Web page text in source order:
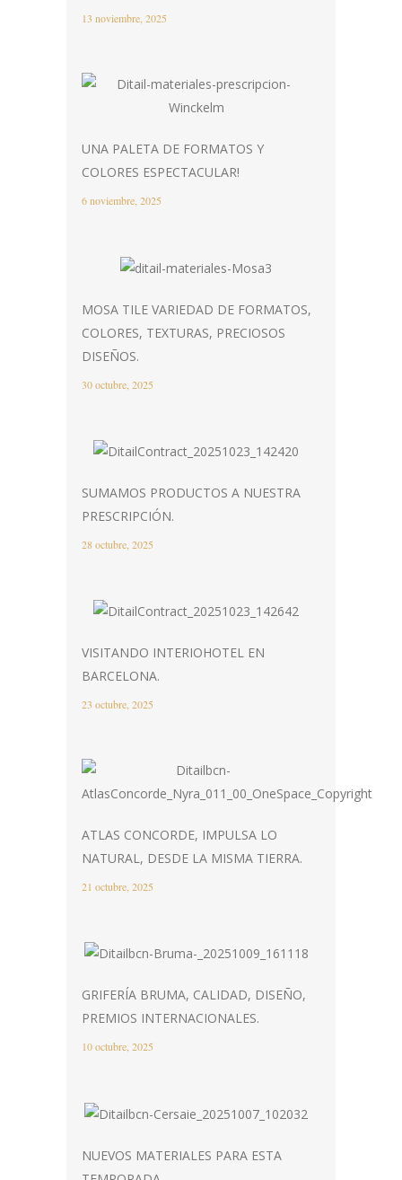
13 noviembre, 2025
UNA PALETA DE FORMATOS Y
COLORES ESPECTACULAR!
6 noviembre, 2025
MOSA TILE VARIEDAD DE FORMATOS,
COLORES, TEXTURAS, PRECIOSOS
DISEÑOS.
30 octubre, 2025
SUMAMOS PRODUCTOS A NUESTRA
PRESCRIPCIÓN.
28 octubre, 2025
VISITANDO INTERIOHOTEL EN
BARCELONA.
23 octubre, 2025
ATLAS CONCORDE, IMPULSA LO
NATURAL, DESDE LA MISMA TIERRA.
21 octubre, 2025
GRIFERÍA BRUMA, CALIDAD, DISEÑO,
PREMIOS INTERNACIONALES.
10 octubre, 2025
NUEVOS MATERIALES PARA ESTA